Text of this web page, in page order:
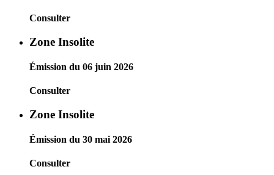
Consulter
Zone Insolite
Émission du 06 juin 2026
Consulter
Zone Insolite
Émission du 30 mai 2026
Consulter